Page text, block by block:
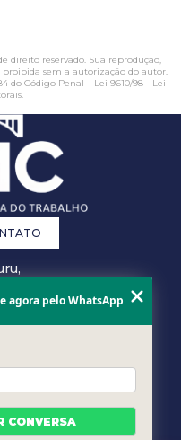
direito reservado. Sua reprodução,
sem a autorização do autor.
do Código Penal – Lei 9610/98 - Lei
.
agora pelo WhatsApp
CONVERSA